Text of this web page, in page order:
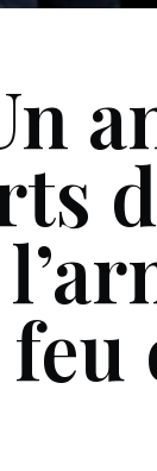
feu